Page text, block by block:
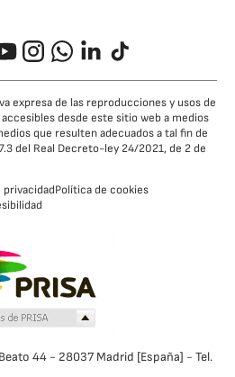
InstagramWhatsappLinkedIn
TikTok
expresa de las reproducciones y usos de
desde este sitio web a medios
que resulten adecuados a tal fin de
del Real Decreto-ley 24/2021, de 2 de
privacidadPolítica de cookies
44 - 28037 Madrid [España] - Tel.